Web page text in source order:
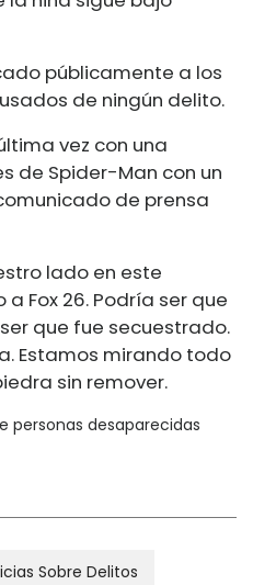
públicamente a los
​​de ningún delito.
vez con una
de Spider-Man con un
de prensa
lado en este
Fox 26. Podría ser que
que fue secuestrado.
Estamos mirando todo
sin remover.
personas desaparecidas
Sobre Delitos